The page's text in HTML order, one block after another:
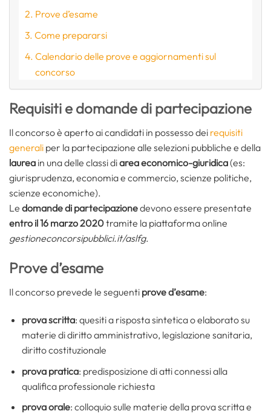
Prove d’esame
Come prepararsi
Calendario delle prove e aggiornamenti sul
concorso
Requisiti e domande di partecipazione
Il concorso è aperto ai candidati in possesso dei requisiti
generali per la partecipazione alle selezioni pubbliche e della
laurea in una delle classi diarea economico-giuridica(es:
giurisprudenza, economia e commercio, scienze politiche,
scienze economiche).
Le domande di partecipazionedevono essere presentate
entro il 16 marzo 2020tramite la piattaforma online
gestioneconcorsipubblici.it/aslfg.
Prove d’esame
Il concorso prevede le seguenti prove d’esame:
prova scritta: quesiti a risposta sintetica o elaborato su
materie di diritto amministrativo, legislazione sanitaria,
diritto costituzionale
prova pratica: predisposizione di atti connessi alla
qualifica professionale richiesta
prova orale: colloquio sulle materie della prova scritta e